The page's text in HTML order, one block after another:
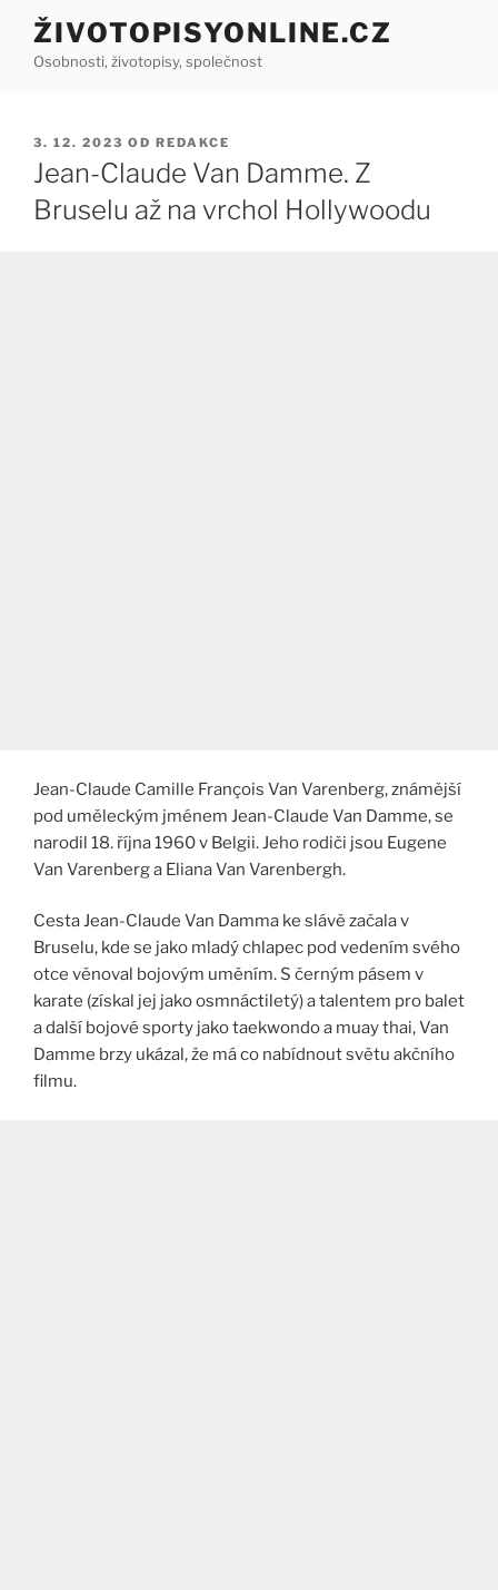
Přejít
obsahu
ŽIVOTOPISYONLINE.CZ
Osobnosti, životopisy, společnost
PUBLIKOVÁNO
3. 12. 2023 OD REDAKCE
Jean-Claude Van Damme. Z
Bruselu až na vrchol Hollywoodu
Jean-Claude Camille François Van Varenberg, známější
pod uměleckým jménem Jean-Claude Van Damme, se
narodil 18. října 1960 v Belgii. Jeho rodiči jsou Eugene
Van Varenberg a Eliana Van Varenbergh.
Cesta Jean-Claude Van Damma ke slávě začala v
Bruselu, kde se jako mladý chlapec pod vedením svého
otce věnoval bojovým uměním. S černým pásem v
karate (získal jej jako osmnáctiletý) a talentem pro balet
a další bojové sporty jako taekwondo a muay thai, Van
Damme brzy ukázal, že má co nabídnout světu akčního
filmu.